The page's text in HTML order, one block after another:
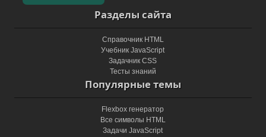
Разделы сайта
Справочник HTML
Учебник JavaScript
Задачник CSS
Тесты знаний
Популярные темы
Flexbox генератор
Все символы HTML
Задачи JavaScript